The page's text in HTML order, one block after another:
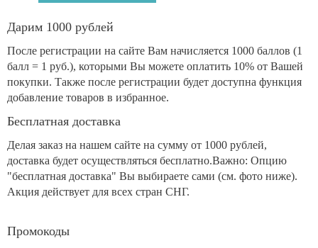
Дарим 1000 рублей
После регистрации на сайте Вам начисляется 1000 баллов (1
балл = 1 руб.), которыми Вы можете оплатить 10% от Вашей
покупки. Также после регистрации будет доступна функция
добавление товаров в избранное.
Бесплатная доставка
Делая заказ на нашем сайте на сумму от 1000 рублей,
доставка будет осуществляться бесплатно.Важно: Опцию
"бесплатная доставка" Вы выбираете сами (см. фото ниже).
Акция действует для всех стран СНГ.
Промокоды